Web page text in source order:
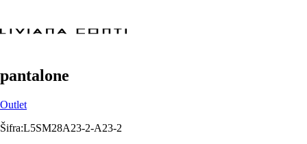
pantalone
Outlet
Šifra:L5SM28A23-2-A23-2